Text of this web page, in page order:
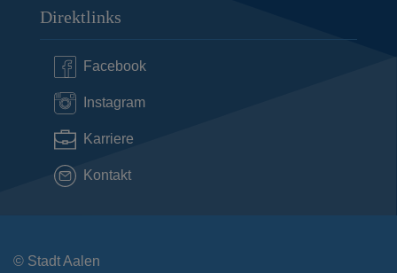
Direktlinks
Facebook
Instagram
Karriere
Kontakt
© Stadt Aalen